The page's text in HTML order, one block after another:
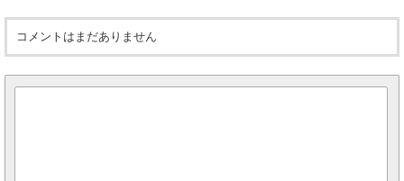
コメントはまだありません